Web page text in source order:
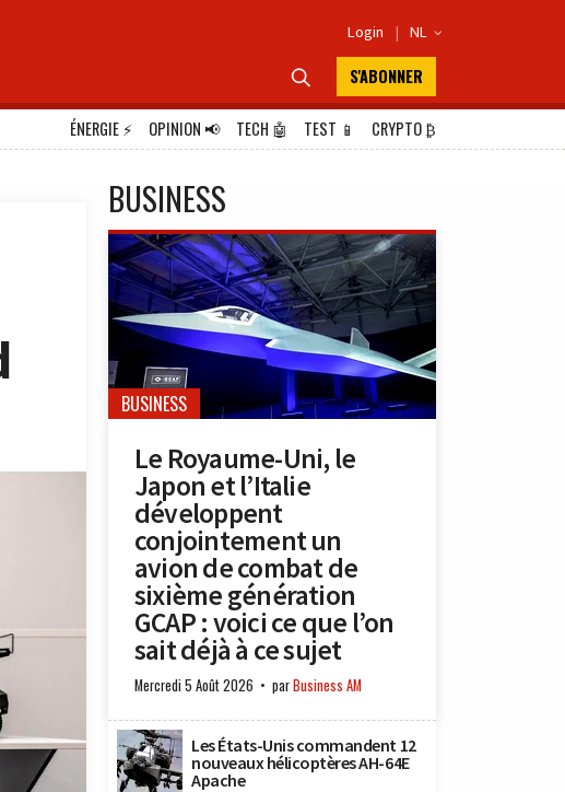
Login | NL 
 S'ABONNER
ÉNERGIE⚡ OPINION📢 TECH 🤖 TEST 📱 CRYPTO₿
BUSINESS
BUSINESS
Le Royaume-Uni, le
Japon et l’Italie
développent
conjointement un
avion de combat de
sixième génération
GCAP : voici ce que l’on
sait déjà à ce sujet
Mercredi 5 Août 2026 parBusiness AM
Les États-Unis commandent 12
nouveaux hélicoptères AH-64E
Apache